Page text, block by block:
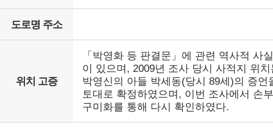
도로명 주소
위치 고증
「박영화 등 판결문」에 관련 역사적 사실
이 있으며, 2009년 조사 당시 사적지 위치
박영신의 아들 박세동(당시 89세)의 증언
토대로 확정하였으며, 이번 조사에서 손부
구미화를 통해 다시 확인하였다.